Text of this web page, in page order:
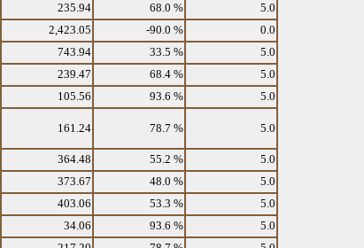
235.94 68.0 %
5.0
2,423.05 -90.0 %
0.0
743.94 33.5 %
5.0
239.47 68.4 %
5.0
105.56 93.6 %
5.0
161.24 78.7 % 5.0
364.48 55.2 %
5.0
373.67 48.0 %
5.0
403.06 53.3 %
5.0
34.06 93.6 %
5.0